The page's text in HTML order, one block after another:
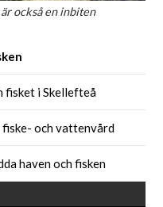
också en inbiten
fisket i Skellefteå
och vattenvård
haven och fisken